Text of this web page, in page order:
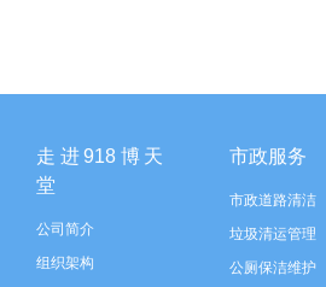
走进918博天
堂
公司简介
组织架构
市政服务
市政道路清洁
垃圾清运管理
公厕保洁维护